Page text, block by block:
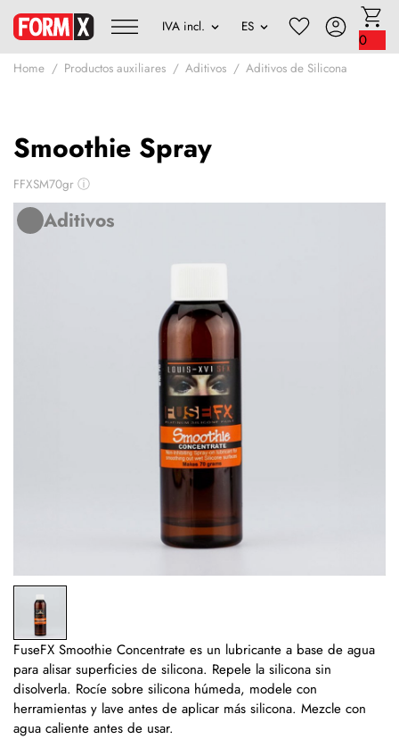
0
Home Productos auxiliares Aditivos Aditivos de Silicona
Smoothie Spray
FFXSM70gr ⓘ
Aditivos
FuseFX Smoothie Concentrate es un lubricante a base de agua
para alisar superficies de silicona. Repele la silicona sin
disolverla. Rocíe sobre silicona húmeda, modele con
herramientas y lave antes de aplicar más silicona. Mezcle con
agua caliente antes de usar.